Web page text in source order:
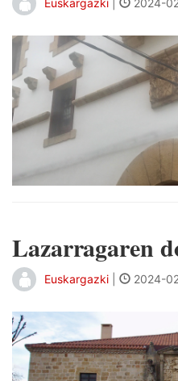
Lazarragaren
Euskargazki 2024-